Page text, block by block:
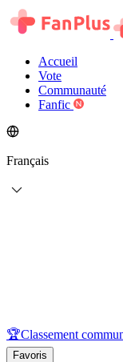
Accueil
Vote
Communauté
Fanfic
Français
🏆Classement
Favoris